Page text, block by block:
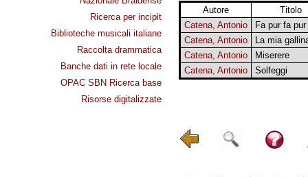
Ricerca per incipit
Biblioteche musicali italiane
Raccolta drammatica
Banche dati in rete locale
OPAC SBN Ricerca base
Risorse digitalizzate
Autore
Titolo
Catena, Antonio
Fa pur fa
Catena, Antonio
La mia
Catena, Antonio
Miserere
Catena, Antonio
Solfeggi